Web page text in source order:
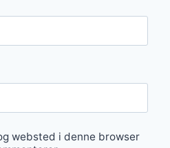
websted i denne browser